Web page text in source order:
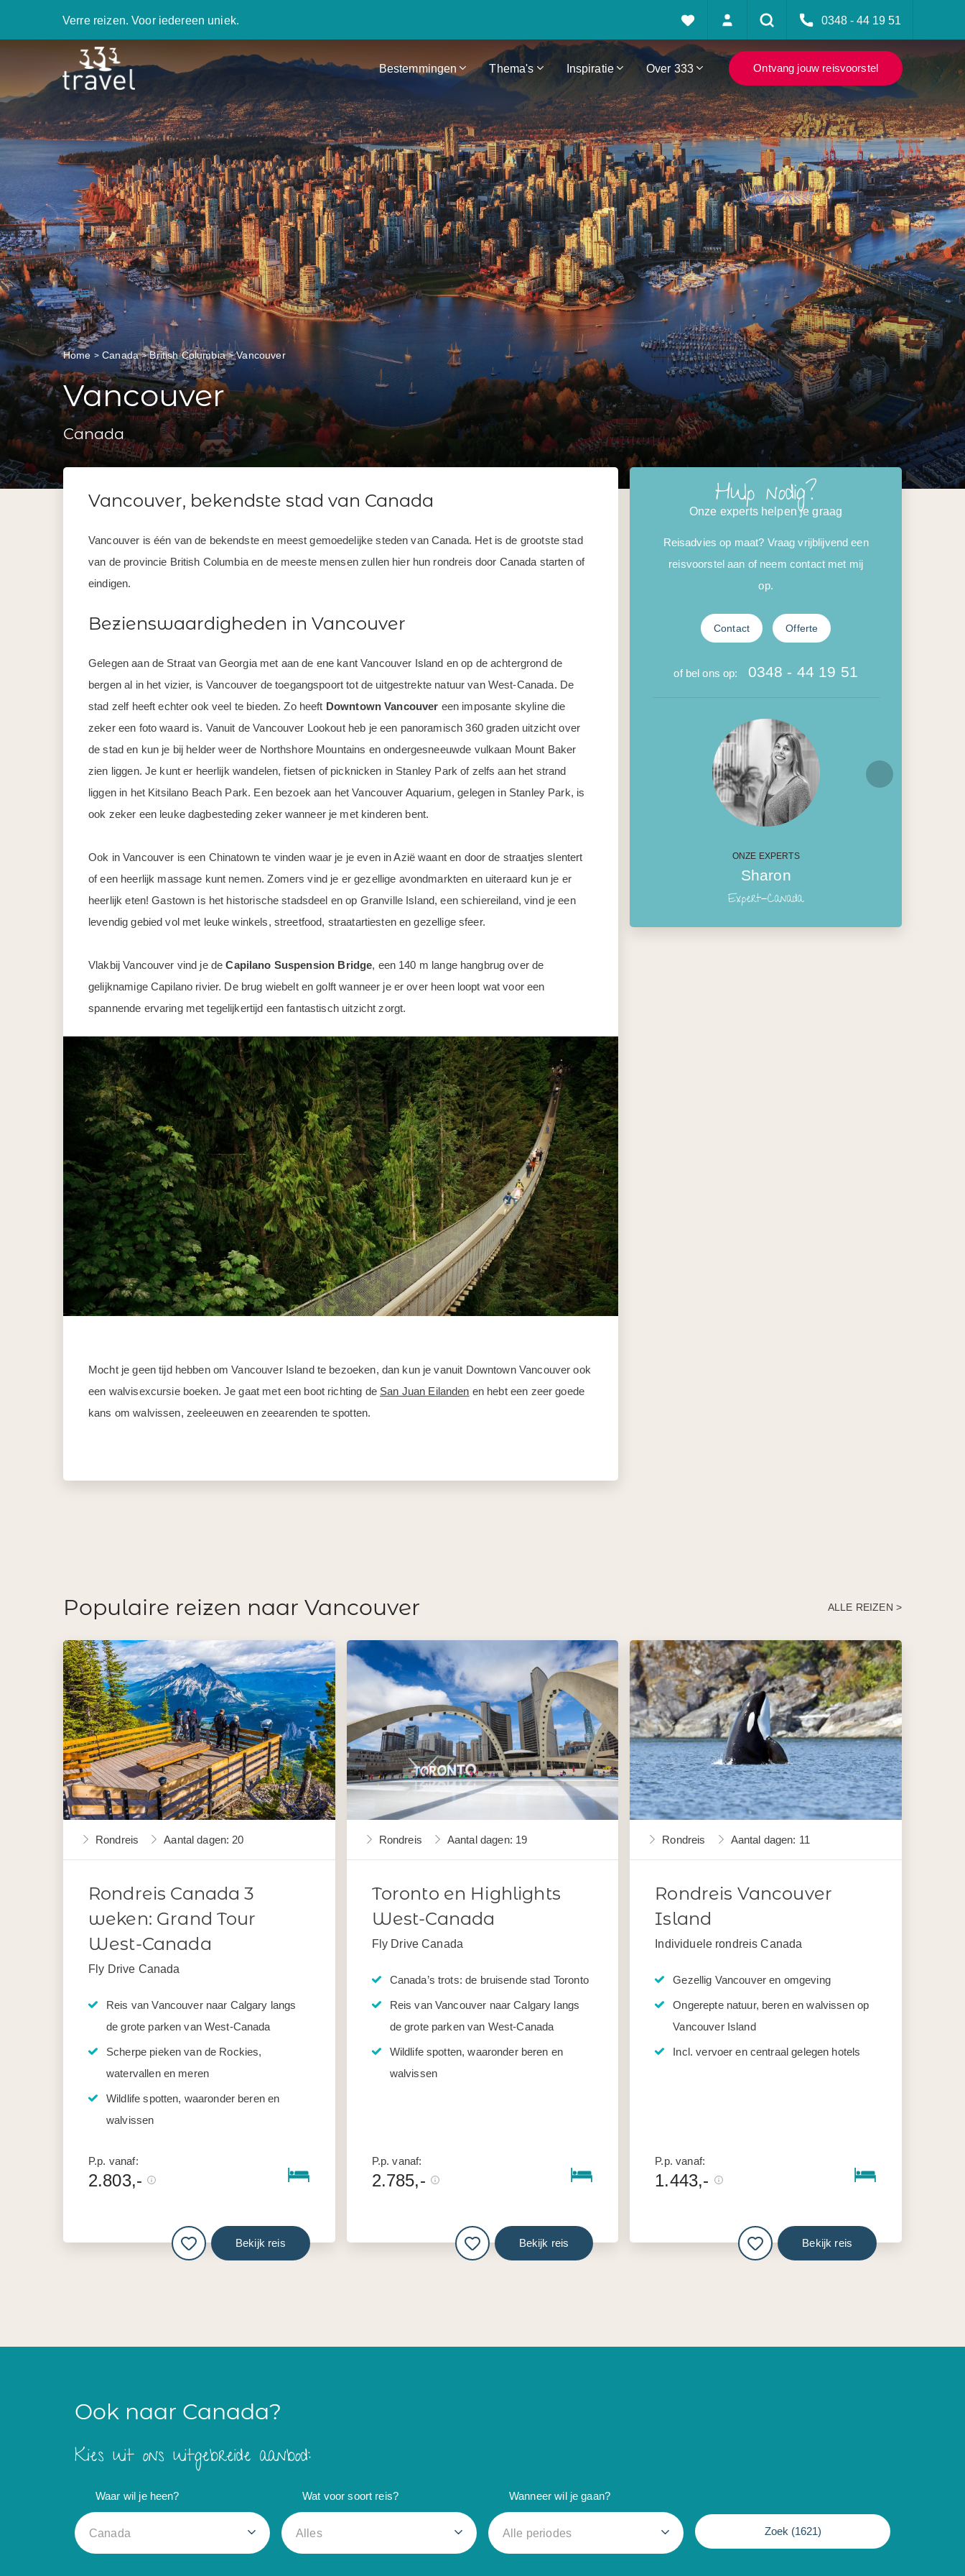
Verre reizen. Voor iedereen uniek. 0348 - 44 19 51
Bestemmingen Thema's Inspiratie Over 333 Ontvang jouw reisvoorstel
Home Canada British Columbia Vancouver
Vancouver
Canada
Vancouver, bekendste stad van Canada
Vancouver is één van de bekendste en meest gemoedelijke steden van Canada. Het is de grootste stad
van de provincie British Columbia en de meeste mensen zullen hier hun rondreis door Canada starten of
eindigen.
Bezienswaardigheden in Vancouver
Gelegen aan de Straat van Georgia met aan de ene kant Vancouver Island en op de achtergrond de
bergen al in het vizier, is Vancouver de toegangspoort tot de uitgestrekte natuur van West-Canada. De
stad zelf heeft echter ook veel te bieden. Zo heeft Downtown Vancouver een imposante skyline die
zeker een foto waard is. Vanuit de Vancouver Lookout heb je een panoramisch 360 graden uitzicht over
de stad en kun je bij helder weer de Northshore Mountains en ondergesneeuwde vulkaan Mount Baker
zien liggen. Je kunt er heerlijk wandelen, fietsen of picknicken in Stanley Park of zelfs aan het strand
liggen in het Kitsilano Beach Park. Een bezoek aan het Vancouver Aquarium, gelegen in Stanley Park, is
ook zeker een leuke dagbesteding zeker wanneer je met kinderen bent.
Ook in Vancouver is een Chinatown te vinden waar je je even in Azië waant en door de straatjes slentert
of een heerlijk massage kunt nemen. Zomers vind je er gezellige avondmarkten en uiteraard kun je er
heerlijk eten! Gastown is het historische stadsdeel en op Granville Island, een schiereiland, vind je een
levendig gebied vol met leuke winkels, streetfood, straatartiesten en gezellige sfeer.
Vlakbij Vancouver vind je deCapilano Suspension Bridge, een 140 m lange hangbrug over de
gelijknamige Capilano rivier. De brug wiebelt en golft wanneer je er over heen loopt wat voor een
spannende ervaring met tegelijkertijd een fantastisch uitzicht zorgt.
Mocht je geen tijd hebben om Vancouver Island te bezoeken, dan kun je vanuit Downtown Vancouver ook
een walvisexcursie boeken. Je gaat met een boot richting de San Juan Eilanden en hebt een zeer goede
kans om walvissen, zeeleeuwen en zeearenden te spotten.
Hulp nodig?
Onze experts helpen je graag
Reisadvies op maat? Vraag vrijblijvend een
reisvoorstel aan of neem contact met mij
op.
Contact Offerte
of bel ons op: 0348 - 44 19 51
ONZE EXPERTS
Sharon
Expert-Canada
Populaire reizen naar Vancouver ALLE REIZEN >
Rondreis Aantal dagen: 20
Rondreis Canada 3
weken: Grand Tour
West-Canada
Fly Drive Canada
Reis van Vancouver naar Calgary langs
de grote parken van West-Canada
Scherpe pieken van de Rockies,
watervallen en meren
Wildlife spotten, waaronder beren en
walvissen
P.p. vanaf:
2.803,-
Bekijk reis
Rondreis Aantal dagen: 19
Toronto en Highlights
West-Canada
Fly Drive Canada
Canada’s trots: de bruisende stad Toronto
Reis van Vancouver naar Calgary langs
de grote parken van West-Canada
Wildlife spotten, waaronder beren en
walvissen
P.p. vanaf:
2.785,-
Bekijk reis
Rondreis Aantal dagen: 11
Rondreis Vancouver
Island
Individuele rondreis Canada
Gezellig Vancouver en omgeving
Ongerepte natuur, beren en walvissen op
Vancouver Island
Incl. vervoer en centraal gelegen hotels
P.p. vanaf:
1.443,-
Bekijk reis
Ook naar Canada?
Kies uit ons uitgebreide aanbod:
Waar wil je heen?
Canada
Wat voor soort reis?
Alles
Wanneer wil je gaan?
Alle periodes Zoek (1621)